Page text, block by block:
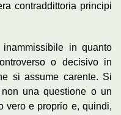
contraddittoria principi
in quanto
o decisivo in
si assume carente. Si
una questione o un
vero e proprio e, quindi,